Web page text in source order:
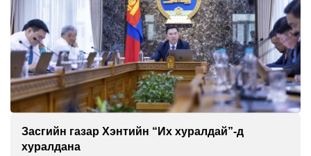
газар Хэнтийн “Их хуралдай”-д